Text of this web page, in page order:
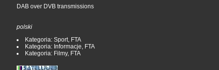
DAB over DVB transmissions
polski
Kategoria: Sport, FTA
Kategoria: Informacje, FTA
Kategoria: Filmy, FTA